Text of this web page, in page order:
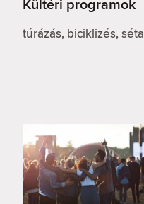
Kültéri programok
túrázás, biciklizés, séta